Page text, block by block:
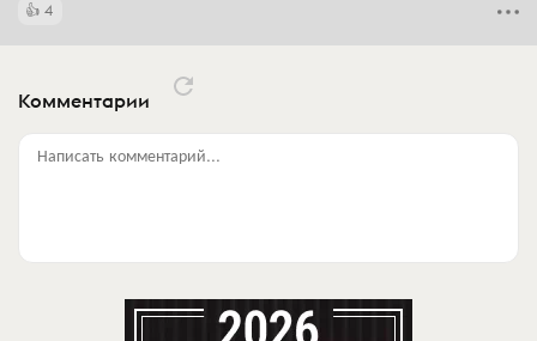
4
Комментарии
Написать комментарий...